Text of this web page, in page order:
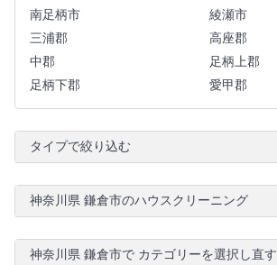
南足柄市
綾瀬市
三浦郡
高座郡
中郡
足柄上郡
足柄下郡
愛甲郡
タイプで絞り込む
神奈川県 鎌倉市のハウスクリーニング
神奈川県 鎌倉市で カテゴリーを選択し直す